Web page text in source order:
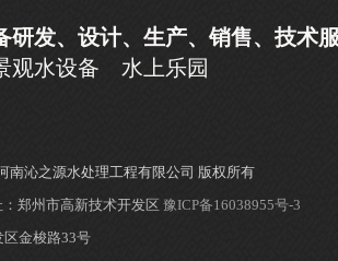
研发、设计、生产、销售、技术
观水设备 水上乐园
南沁之源水处理工程有限公司 版权所有
：郑州市高新技术开发区 豫ICP备16038955号-3
区金梭路33号